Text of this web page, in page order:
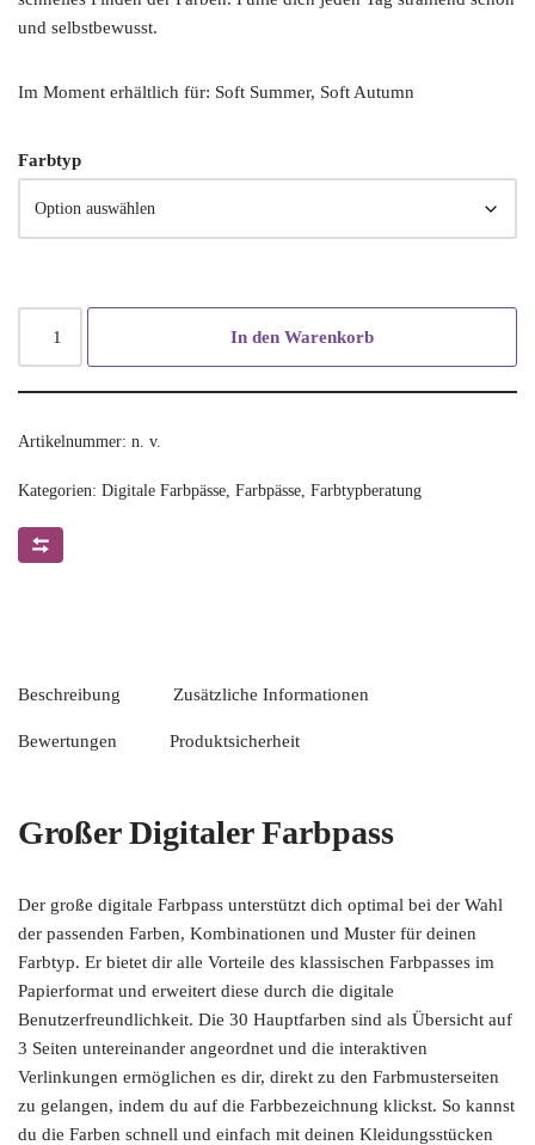
und selbstbewusst.
Im Moment erhältlich für: Soft Summer, Soft Autumn
Farbtyp
In den Warenkorb
Artikelnummer: n. v.
Kategorien: Digitale Farbpässe, Farbpässe, Farbtypberatung
Beschreibung Zusätzliche Informationen
Bewertungen Produktsicherheit
Großer Digitaler Farbpass
Der große digitale Farbpass unterstützt dich optimal bei der Wahl
der passenden Farben, Kombinationen und Muster für deinen
Farbtyp. Er bietet dir alle Vorteile des klassischen Farbpasses im
Papierformat und erweitert diese durch die digitale
Benutzerfreundlichkeit. Die 30 Hauptfarben sind als Übersicht auf
3 Seiten untereinander angeordnet und die interaktiven
Verlinkungen ermöglichen es dir, direkt zu den Farbmusterseiten
zu gelangen, indem du auf die Farbbezeichnung klickst. So kannst
du die Farben schnell und einfach mit deinen Kleidungsstücken